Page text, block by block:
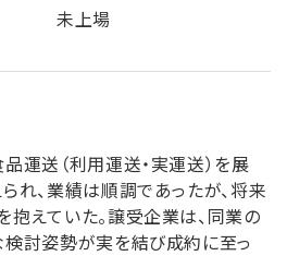
未上場
運送（利用運送・実運送）を展
れ、業績は順調であったが、将来
えていた。譲受企業は、同業の
討姿勢が実を結び成約に至っ